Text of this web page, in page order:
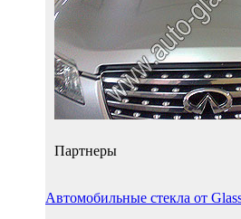
Партнеры
Автомобильные стекла от